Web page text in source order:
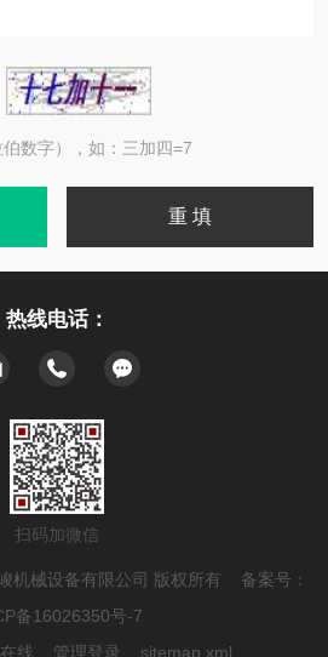
数字），如：三加四=7
热线电话：
扫码加微信
机械设备有限公司 版权所有 备案号：
备16026350号-7
线 管理登录 sitemap.xml